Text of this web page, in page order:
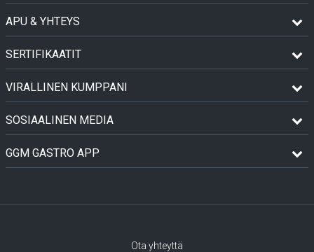
APU & YHTEYS
SERTIFIKAATIT
VIRALLINEN KUMPPANI
SOSIAALINEN MEDIA
GGM GASTRO APP
Ota yhteyttä